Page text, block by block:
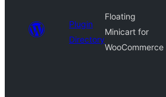
Plugin
Directory
Floating
Minicart for
WooCommerce